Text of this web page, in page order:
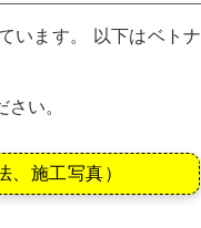
います。 以下はベトナ
い。
施工写真）